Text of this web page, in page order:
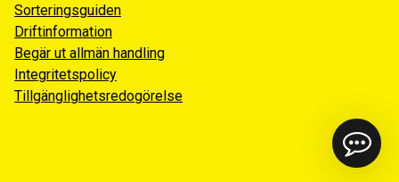
Sorteringsguiden
Driftinformation
Begär ut allmän handling
Integritetspolicy
Tillgänglighetsredogörelse